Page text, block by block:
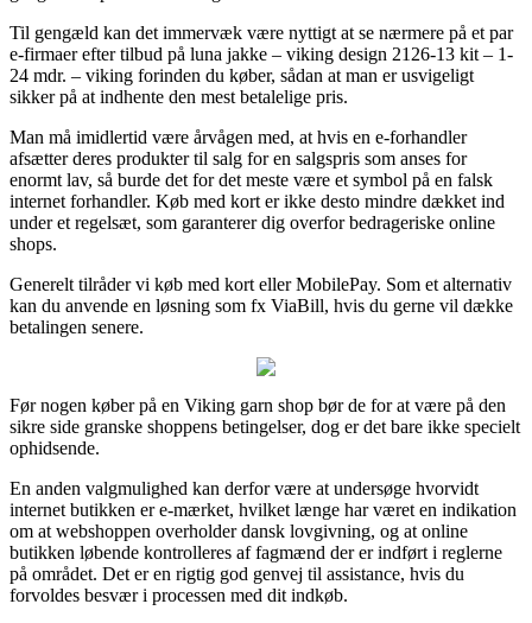
Til gengæld kan det immervæk være nyttigt at se nærmere på et par
e-firmaer efter tilbud på luna jakke – viking design 2126-13 kit – 1-
24 mdr. – viking forinden du køber, sådan at man er usvigeligt
sikker på at indhente den mest betalelige pris.
Man må imidlertid være årvågen med, at hvis en e-forhandler
afsætter deres produkter til salg for en salgspris som anses for
enormt lav, så burde det for det meste være et symbol på en falsk
internet forhandler. Køb med kort er ikke desto mindre dækket ind
under et regelsæt, som garanterer dig overfor bedrageriske online
shops.
Generelt tilråder vi køb med kort eller MobilePay. Som et alternativ
kan du anvende en løsning som fx ViaBill, hvis du gerne vil dække
betalingen senere.
Før nogen køber på en Viking garn shop bør de for at være på den
sikre side granske shoppens betingelser, dog er det bare ikke specielt
ophidsende.
En anden valgmulighed kan derfor være at undersøge hvorvidt
internet butikken er e-mærket, hvilket længe har været en indikation
om at webshoppen overholder dansk lovgivning, og at online
butikken løbende kontrolleres af fagmænd der er indført i reglerne
på området. Det er en rigtig god genvej til assistance, hvis du
forvoldes besvær i processen med dit indkøb.